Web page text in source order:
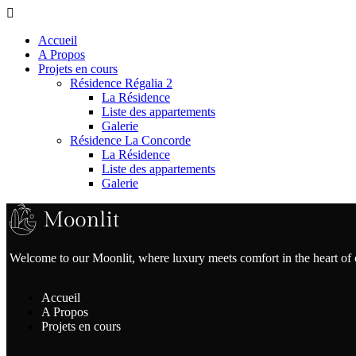
Accueil
A Propos
Projets en cours
Résidence Régalia 2
La Résidence
Liste des appartements
Galerie
Résidence La Concorde
La Résidence
Liste des appartements
Galerie
Welcome to our Moonlit, where luxury meets comfort in the heart of
Accueil
A Propos
Projets en cours